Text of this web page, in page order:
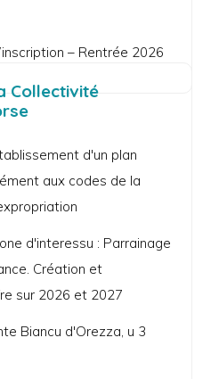
– Rentrée 2026
Collectivité
d'un plan
aux codes de la
d'interessu : Parrainage
Création et
sur 2026 et 2027
Biancu d'Orezza, u 3